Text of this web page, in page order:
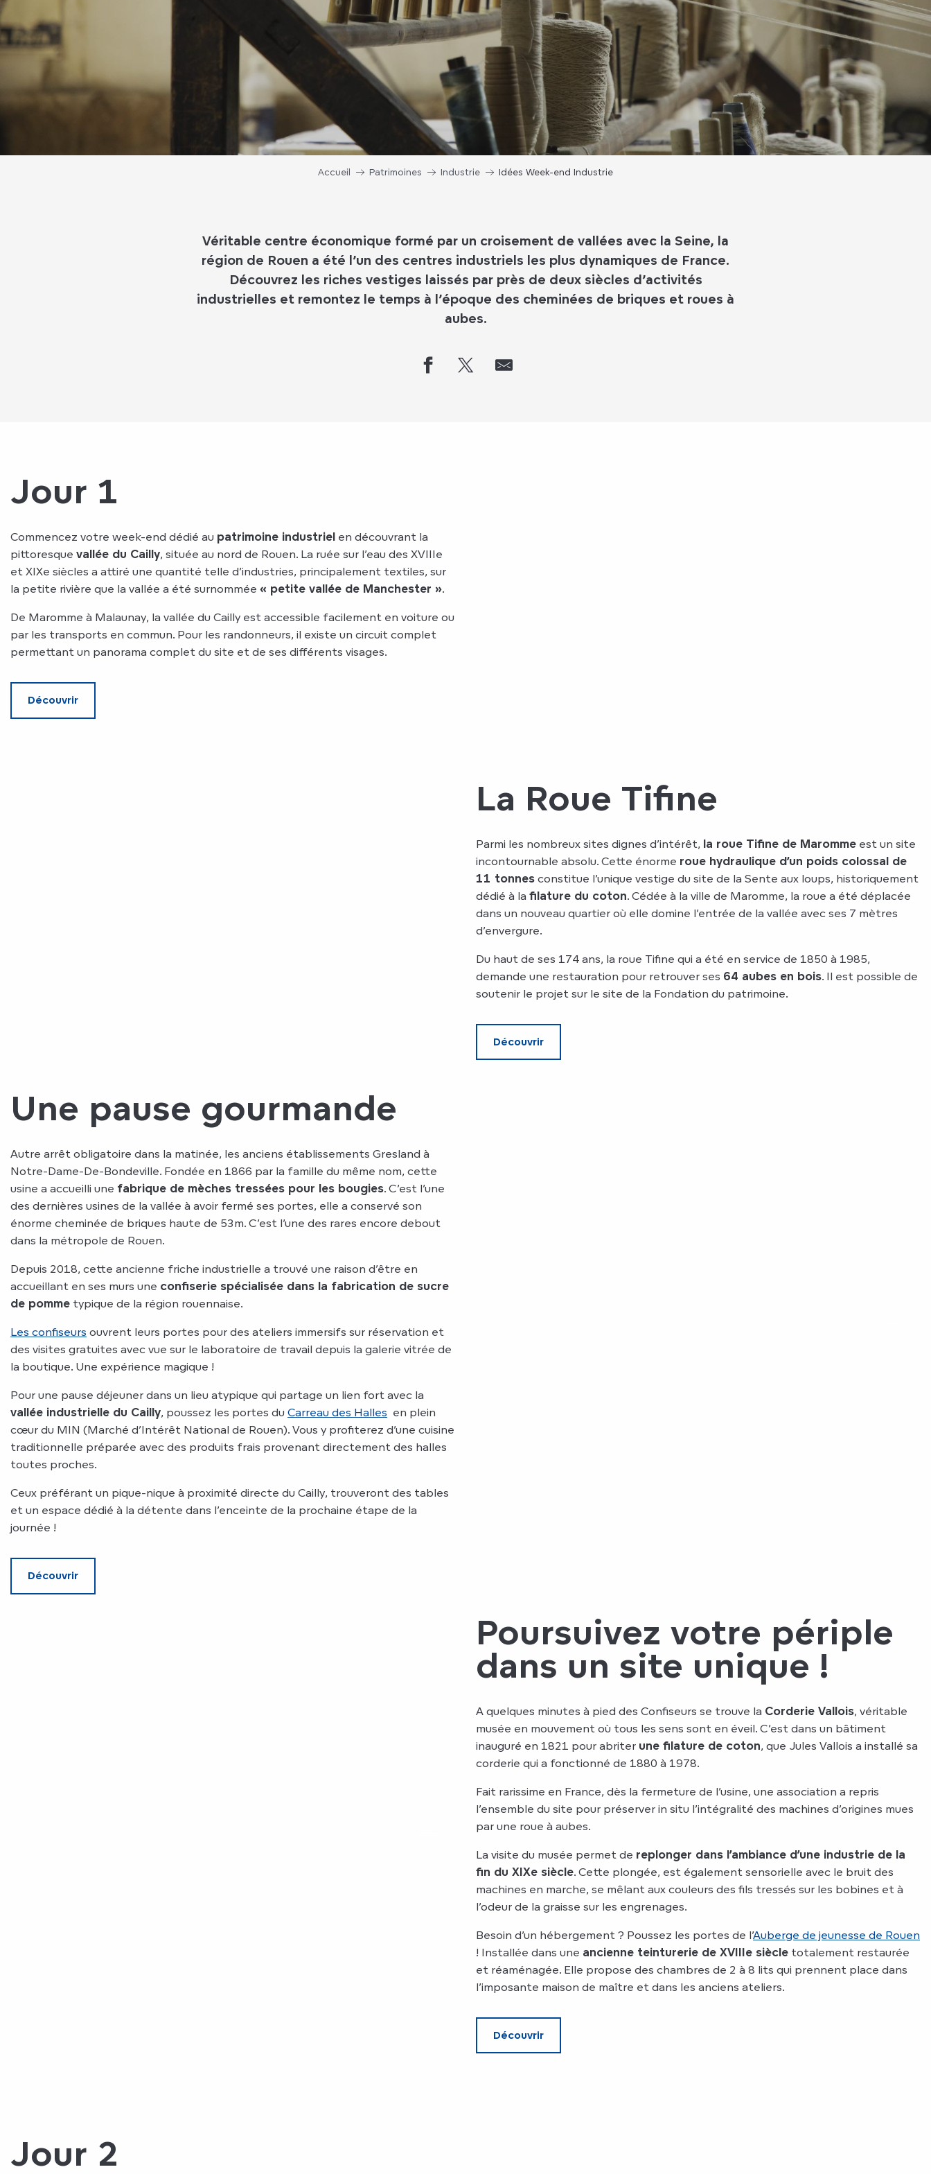
Accueil Patrimoines Industrie Idées Week-end Industrie
Véritable centre économique formé par un croisement de vallées avec la Seine, la
région de Rouen a été l’un des centres industriels les plus dynamiques de France.
Découvrez les riches vestiges laissés par près de deux siècles d’activités
industrielles et remontez le temps à l’époque des cheminées de briques et roues à
aubes.
Jour 1
Commencez votre week-end dédié au patrimoine industriel en découvrant la
pittoresque vallée du Cailly, située au nord de Rouen. La ruée sur l’eau des XVIIIe
et XIXe siècles a attiré une quantité telle d’industries, principalement textiles, sur
la petite rivière que la vallée a été surnommée « petite vallée de Manchester ».
De Maromme à Malaunay, la vallée du Cailly est accessible facilement en voiture ou
par les transports en commun. Pour les randonneurs, il existe un circuit complet
permettant un panorama complet du site et de ses différents visages.
Découvrir
La Roue Tifine
Parmi les nombreux sites dignes d’intérêt, la roue Tifine de Maromme est un site
incontournable absolu. Cette énorme roue hydraulique d’un poids colossal de
11 tonnes constitue l’unique vestige du site de la Sente aux loups, historiquement
dédié à la filature du coton. Cédée à la ville de Maromme, la roue a été déplacée
dans un nouveau quartier où elle domine l’entrée de la vallée avec ses 7 mètres
d’envergure.
Du haut de ses 174 ans, la roue Tifine qui a été en service de 1850 à 1985,
demande une restauration pour retrouver ses 64 aubes en bois. Il est possible de
soutenir le projet sur le site de la Fondation du patrimoine.
Découvrir
Une pause gourmande
Autre arrêt obligatoire dans la matinée, les anciens établissements Gresland à
Notre-Dame-De-Bondeville. Fondée en 1866 par la famille du même nom, cette
usine a accueilli une fabrique de mèches tressées pour les bougies. C’est l’une
des dernières usines de la vallée à avoir fermé ses portes, elle a conservé son
énorme cheminée de briques haute de 53m. C’est l’une des rares encore debout
dans la métropole de Rouen.
Depuis 2018, cette ancienne friche industrielle a trouvé une raison d’être en
accueillant en ses murs une confiserie spécialisée dans la fabrication de sucre
de pomme typique de la région rouennaise.
Les confiseurs ouvrent leurs portes pour des ateliers immersifs sur réservation et
des visites gratuites avec vue sur le laboratoire de travail depuis la galerie vitrée de
la boutique. Une expérience magique !
Pour une pause déjeuner dans un lieu atypique qui partage un lien fort avec la
vallée industrielle du Cailly, poussez les portes du Carreau des Halles en plein
cœur du MIN (Marché d’Intérêt National de Rouen). Vous y profiterez d’une cuisine
traditionnelle préparée avec des produits frais provenant directement des halles
toutes proches.
Ceux préférant un pique-nique à proximité directe du Cailly, trouveront des tables
et un espace dédié à la détente dans l’enceinte de la prochaine étape de la
journée !
Découvrir
Poursuivez votre périple
dans un site unique !
A quelques minutes à pied des Confiseurs se trouve la Corderie Vallois, véritable
musée en mouvement où tous les sens sont en éveil. C’est dans un bâtiment
inauguré en 1821 pour abriter une filature de coton, que Jules Vallois a installé sa
corderie qui a fonctionné de 1880 à 1978.
Fait rarissime en France, dès la fermeture de l’usine, une association a repris
l’ensemble du site pour préserver in situ l’intégralité des machines d’origines mues
par une roue à aubes.
La visite du musée permet de replonger dans l’ambiance d’une industrie de la
fin du XIXe siècle. Cette plongée, est également sensorielle avec le bruit des
machines en marche, se mêlant aux couleurs des fils tressés sur les bobines et à
l’odeur de la graisse sur les engrenages.
Besoin d’un hébergement ? Poussez les portes de l’Auberge de jeunesse de Rouen
! Installée dans une ancienne teinturerie de XVIIIe siècle totalement restaurée
et réaménagée. Elle propose des chambres de 2 à 8 lits qui prennent place dans
l’imposante maison de maître et dans les anciens ateliers.
Découvrir
Jour 2